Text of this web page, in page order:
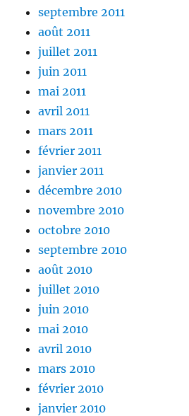
septembre 2011
août 2011
juillet 2011
juin 2011
mai 2011
avril 2011
mars 2011
février 2011
janvier 2011
décembre 2010
novembre 2010
octobre 2010
septembre 2010
août 2010
juillet 2010
juin 2010
mai 2010
avril 2010
mars 2010
février 2010
janvier 2010